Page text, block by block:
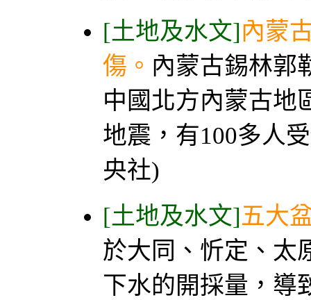
[土地及水文]內蒙
傷。 內蒙古錫林郭
中國北方內蒙古地
地震，有100多人
央社)
[土地及水文]五大
於大同、忻定、太
下水的開採量，導